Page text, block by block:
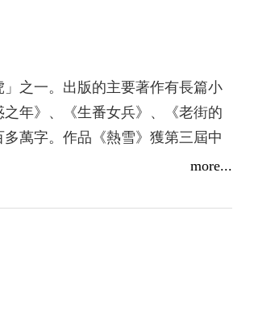
之一。出版的主要著作有長篇小
年》、《生番女兵》、《老街的
萬字。作品《熱雪》獲第三屆中
洲太平洋戰爭文學獎第一名、第
more...